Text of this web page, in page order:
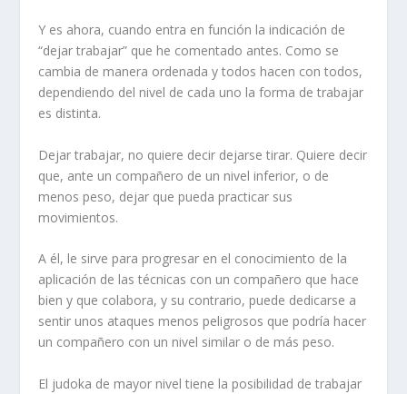
Y es ahora, cuando entra en función la indicación de
“dejar trabajar” que he comentado antes. Como se
cambia de manera ordenada y todos hacen con todos,
dependiendo del nivel de cada uno la forma de trabajar
es distinta.
Dejar trabajar, no quiere decir dejarse tirar. Quiere decir
que, ante un compañero de un nivel inferior, o de
menos peso, dejar que pueda practicar sus
movimientos.
A él, le sirve para progresar en el conocimiento de la
aplicación de las técnicas con un compañero que hace
bien y que colabora, y su contrario, puede dedicarse a
sentir unos ataques menos peligrosos que podría hacer
un compañero con un nivel similar o de más peso.
El judoka de mayor nivel tiene la posibilidad de trabajar